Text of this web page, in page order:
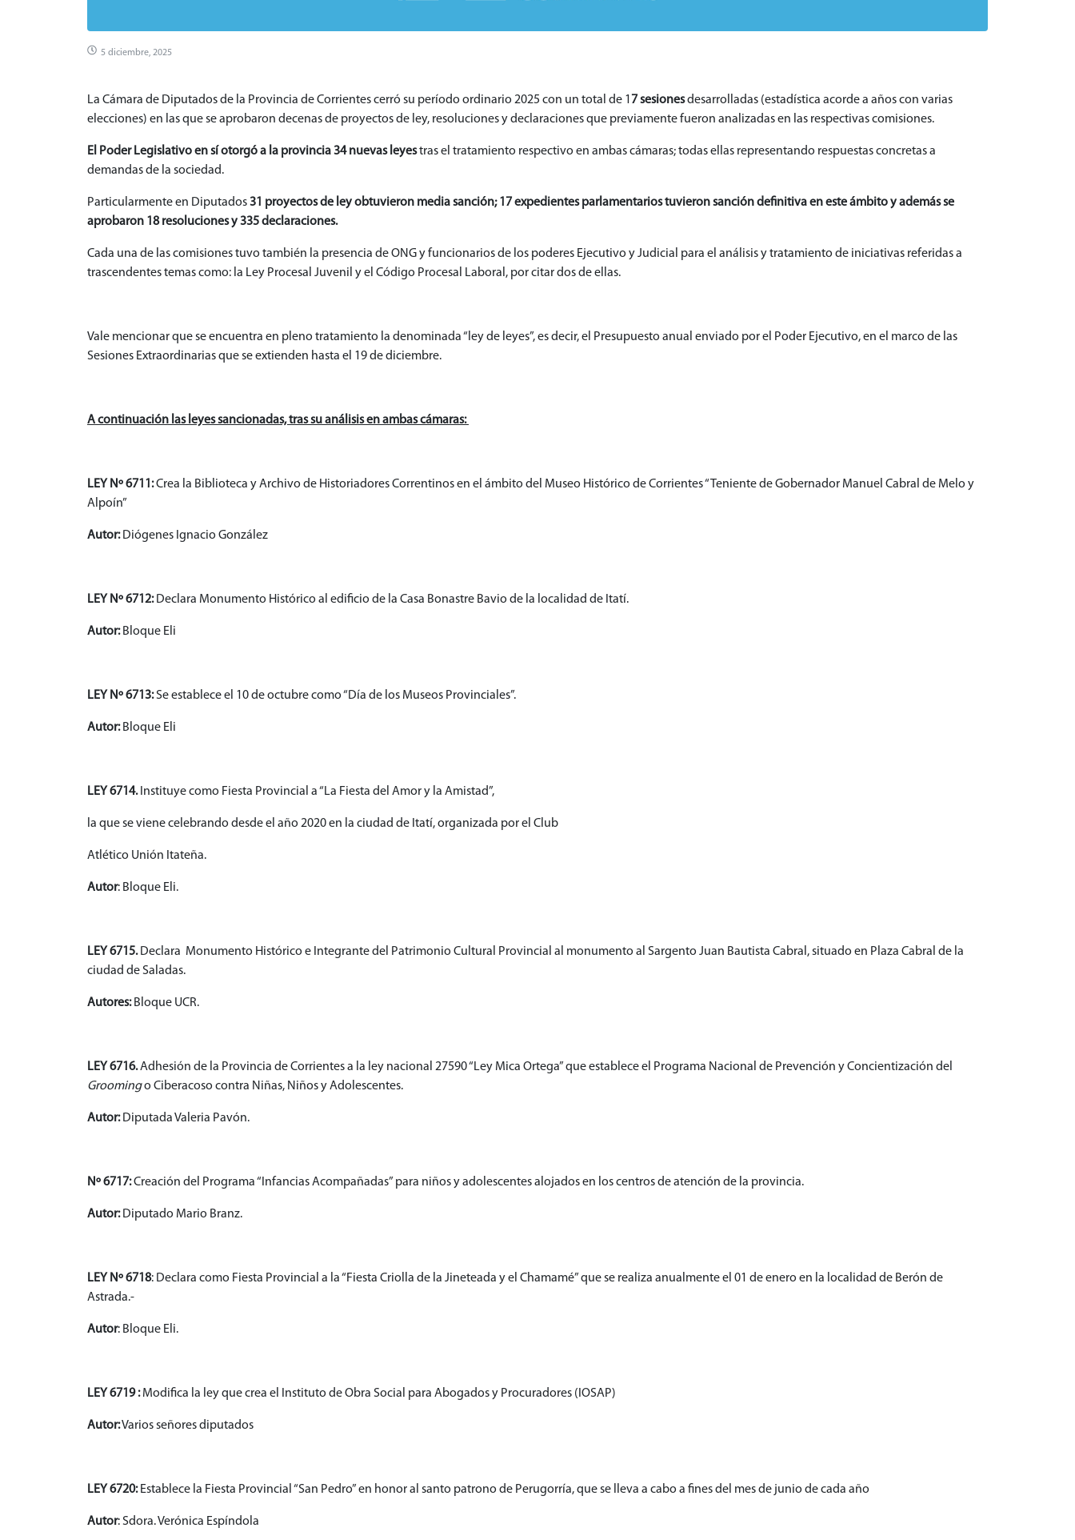
5 diciembre, 2025
La Cámara de Diputados de la Provincia de Corrientes cerró su período ordinario 2025 con un total de 17 sesionesdesarrolladas (estadística acorde a años con varias
elecciones) en las que se aprobaron decenas de proyectos de ley, resoluciones y declaraciones que previamente fueron analizadas en las respectivas comisiones.
El Poder Legislativo en sí otorgó a la provincia 34 nuevas leyestras el tratamiento respectivo en ambas cámaras; todas ellas representando respuestas concretas a
demandas de la sociedad.
Particularmente en Diputados31 proyectos de ley obtuvieron media sanción; 17 expedientes parlamentarios tuvieron sanción definitiva en este ámbito y además se
aprobaron 18 resoluciones y 335 declaraciones.
Cada una de las comisiones tuvo también la presencia de ONG y funcionarios de los poderes Ejecutivo y Judicial para el análisis y tratamiento de iniciativas referidas a
trascendentes temas como: la Ley Procesal Juvenil y el Código Procesal Laboral, por citar dos de ellas.
Vale mencionar que se encuentra en pleno tratamiento la denominada “ley de leyes”, es decir, el Presupuesto anual enviado por el Poder Ejecutivo, en el marco de las
Sesiones Extraordinarias que se extienden hasta el 19 de diciembre.
A continuación las leyes sancionadas, tras su análisis en ambas cámaras:
LEY Nº 6711:Crea la Biblioteca y Archivo de Historiadores Correntinos en el ámbito del Museo Histórico de Corrientes “Teniente de Gobernador Manuel Cabral de Melo y
Alpoín”
Autor:Diógenes Ignacio González
LEY Nº 6712:Declara Monumento Histórico al edificio de la Casa Bonastre Bavio de la localidad de Itatí.
Autor:Bloque Eli
LEY Nº 6713:Se establece el 10 de octubre como “Día de los Museos Provinciales”.
Autor:Bloque Eli
LEY 6714.Instituye como Fiesta Provincial a “La Fiesta del Amor y la Amistad”,
la que se viene celebrando desde el año 2020 en la ciudad de Itatí, organizada por el Club
Atlético Unión Itateña.
Autor: Bloque Eli.
LEY 6715.Declara Monumento Histórico e Integrante del Patrimonio Cultural Provincial al monumento al Sargento Juan Bautista Cabral, situado en Plaza Cabral de la
ciudad de Saladas.
Autores:Bloque UCR.
LEY 6716.Adhesión de la Provincia de Corrientes a la ley nacional 27590 “Ley Mica Ortega” que establece el Programa Nacional de Prevención y Concientización del
Groomingo Ciberacoso contra Niñas, Niños y Adolescentes.
Autor:Diputada Valeria Pavón.
Nº 6717:Creación del Programa “Infancias Acompañadas” para niños y adolescentes alojados en los centros de atención de la provincia.
Autor:Diputado Mario Branz.
LEY Nº 6718: Declara como Fiesta Provincial a la “Fiesta Criolla de la Jineteada y el Chamamé” que se realiza anualmente el 01 de enero en la localidad de Berón de
Astrada.-
Autor: Bloque Eli.
LEY 6719 :Modifica la ley que crea el Instituto de Obra Social para Abogados y Procuradores (IOSAP)
Autor:Varios señores diputados
LEY 6720:Establece la Fiesta Provincial “San Pedro” en honor al santo patrono de Perugorría, que se lleva a cabo a fines del mes de junio de cada año
Autor: Sdora. Verónica Espíndola